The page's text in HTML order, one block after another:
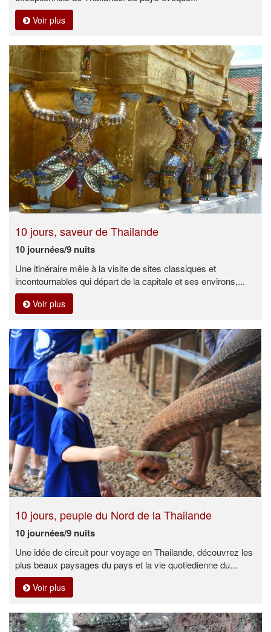
Voir plus
10 jours, saveur de Thailande
10 journées/9 nuits
Une itinéraire mêle à la visite de sites classiques et
incontournables qui départ de la capitale et ses environs,...
Voir plus
10 jours, peuple du Nord de la Thailande
10 journées/9 nuits
Une idée de circuit pour voyage en Thailande, découvrez les
plus beaux paysages du pays et la vie quotiedienne du...
Voir plus